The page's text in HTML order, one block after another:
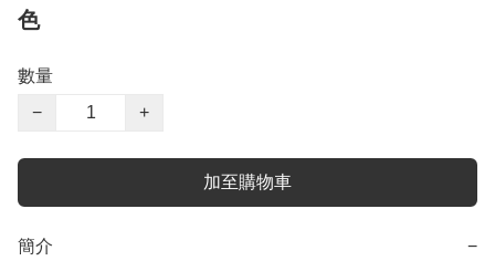
色
數量
−
+
加至購物車
簡介 −